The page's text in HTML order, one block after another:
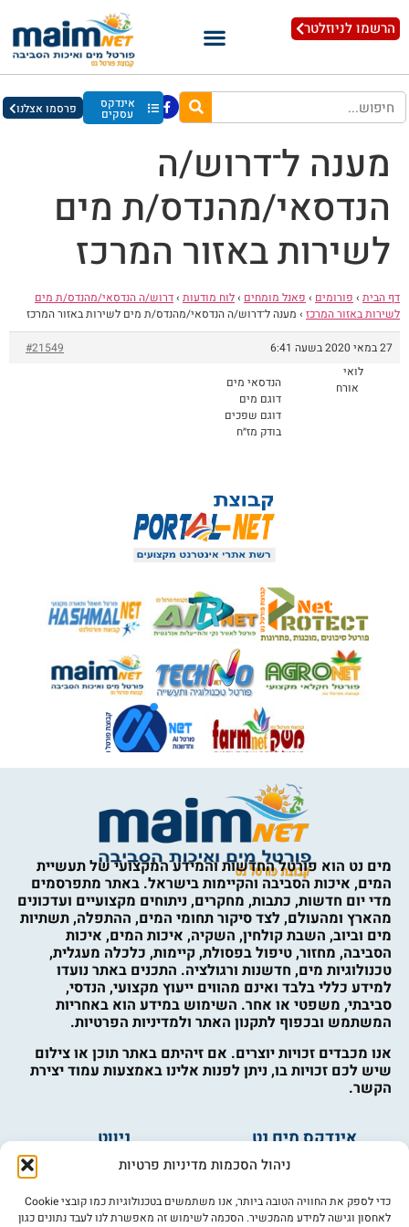
ניהול הסכמות מדיניות פרטיות
כדי לספק את החוויה הטובה ביותר, אנו משתמשים בטכנולוגיות כמו קובצי Cookie
לאחסון וגישה למידע מהמכשיר. הסכמה לשימוש זה מאפשרת לנו לעבד נתונים כגון
הרשמו לניוזלטר
אינדקס
עסקים פרסמו אצלנו
מענה ל־דרוש/ה
הנדסאי/מהנדס/ת מים
לשירות באזור המרכז
דף הבית › פורומים › פאנל מומחים ›לוח מודעות ›דרוש/ה הנדסאי/מהנדס/ת מים
לשירות באזור המרכז › מענה ל־דרוש/ה הנדסאי/מהנדס/ת מים לשירות באזור המרכז
27 במאי 2020 בשעה 6:41
#21549
לואי
אורח
הנדסאי מים
דוגם מים
דוגם שפכים
בודק מז״ח
מים נט הוא פורטל החדשות והמידע המקצועי של תעשיית
המים, איכות הסביבה והקיימות בישראל. באתר מתפרסמים
מדי יום חדשות, כתבות, מחקרים, ניתוחים מקצועיים ועדכונים
מהארץ ומהעולם, לצד סיקור תחומי המים, ההתפלה, תשתיות
מים וביוב, השבת קולחין, השקיה, איכות המים, איכות
הסביבה, מחזור, טיפול בפסולת, קיימות, כלכלה מעגלית,
טכנולוגיות מים, חדשנות ורגולציה. התכנים באתר נועדו
למידע כללי בלבד ואינם מהווים ייעוץ מקצועי, הנדסי,
סביבתי, משפטי או אחר. השימוש במידע הוא באחריות
המשתמש ובכפוף לתקנון האתר ולמדיניות הפרטיות.
אנו מכבדים זכויות יוצרים. אם זיהיתם באתר תוכן או צילום
שיש לכם זכויות בו, ניתן לפנות אלינו באמצעות עמוד יצירת
הקשר.
אינדקס מים נט
מים ובריאות
פורום מים
ניווט
אינדקס עסקים
צרו קשר